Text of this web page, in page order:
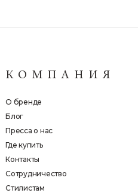
КОМПАНИЯ
О бренде
Блог
Пресса о нас
Где купить
Контакты
Сотрудничество
Стилистам